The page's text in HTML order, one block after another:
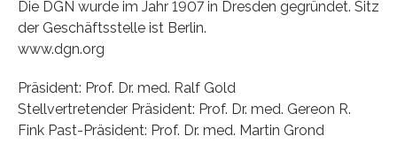
Die DGN wurde im Jahr 1907 in Dresden gegründet. Sitz
der Geschäftsstelle ist Berlin.
www.dgn.org
Präsident: Prof. Dr. med. Ralf Gold
Stellvertretender Präsident: Prof. Dr. med. Gereon R.
Fink Past-Präsident: Prof. Dr. med. Martin Grond